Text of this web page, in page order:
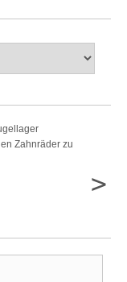
Zahnräder zu
>